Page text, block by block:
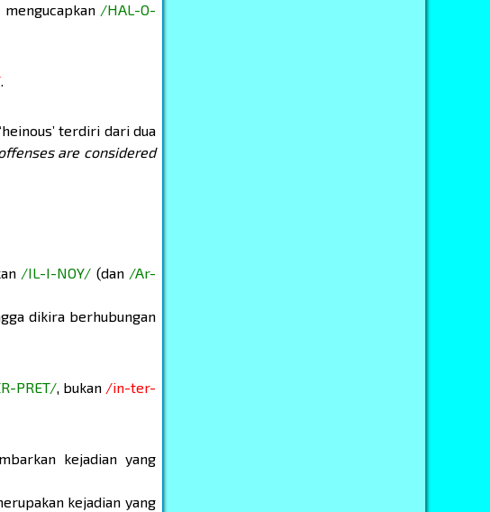
/HAL-O-
.
terdiri dari dua
are considered
/IL-I-NOY/ (dan /Ar-
dikira berhubungan
PRET/, bukan /in-ter-
kejadian yang
kejadian yang